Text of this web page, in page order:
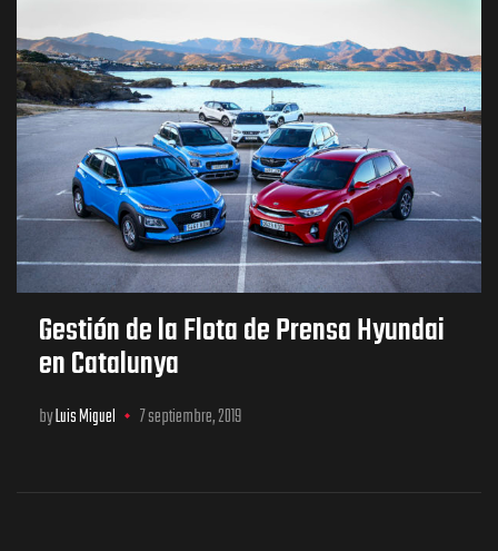
Gestión de la Flota de Prensa Hyundai
en Catalunya
byLuis Miguel 7 septiembre, 2019